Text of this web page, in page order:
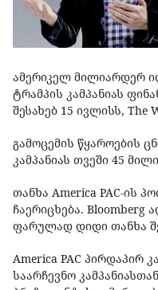
ამერიკელ მილიარდერ
ტრამპის კამპანიას
შესახებ 15 ივლისს, The
გამოცემის წყაროების
კამპანიას თვეში 45
თანხა America PAC-ის
ჩაერიცხება. Bloomberg
ფარულად დიდი თანხა
America PAC პირდაპირ
საარჩევნო